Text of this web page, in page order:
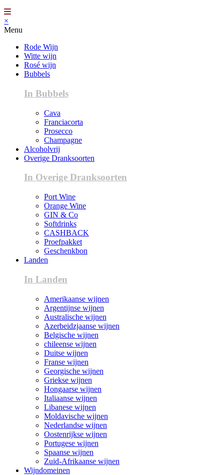
×
Menu
Rode Wijn
Witte wijn
Rosé wijn
Bubbels
In Bubbels
Cava
Franciacorta
Prosecco
Champagne
Alcoholvrij
Overige Dranksoorten
In Overige Dranksoorten
Port Wine
Orange Wine
GIN & Co
Softdrinks
CASHBACK
Proefpakket
Geschenkbon
Landen
In Landen
Amerikaanse wijnen
Argentijnse wijnen
Australische wijnen
Azerbeidzjaanse wijnen
Belgische wijnen
chileense wijnen
Duitse wijnen
Franse wijnen
Georgische wijnen
Griekse wijnen
Hongaarse wijnen
Italiaanse wijnen
Libanese wijnen
Moldavische wijnen
Nederlandse wijnen
Oostenrijkse wijnen
Portugese wijnen
Spaanse wijnen
Zuid-Afrikaanse wijnen
Wijndomeinen